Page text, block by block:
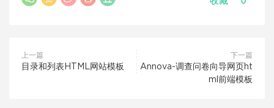
上一篇
目录和列表HTML网站模板
下一篇
Annova-调查问卷向导网页ht
ml前端模板